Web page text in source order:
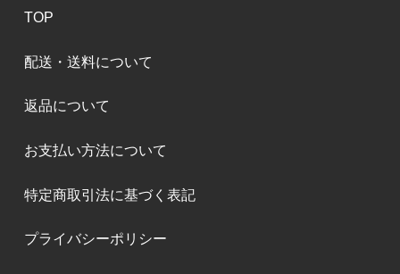
TOP
配送・送料について
返品について
お支払い方法について
特定商取引法に基づく表記
プライバシーポリシー